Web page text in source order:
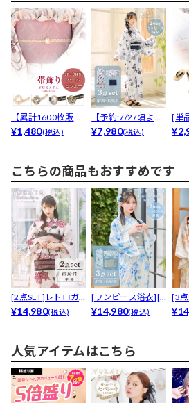
【累計1600枚販
売】[単品]パール
¥1,480(税込)
【予約:7/27頃より
順次発送】[ワン...
¥7,980(税込)
[単
フ下
こちらの商品もおすすめです
[2点SET]レトロガ
ーリーピオニー浴...
¥14,980(税込)
[ワンピース浴衣][2
way]白地×淡...
¥14,980(税込)
[3点
地×
人気アイテムはこちら